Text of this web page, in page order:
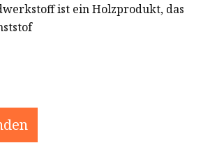
ist ein Holzprodukt, das